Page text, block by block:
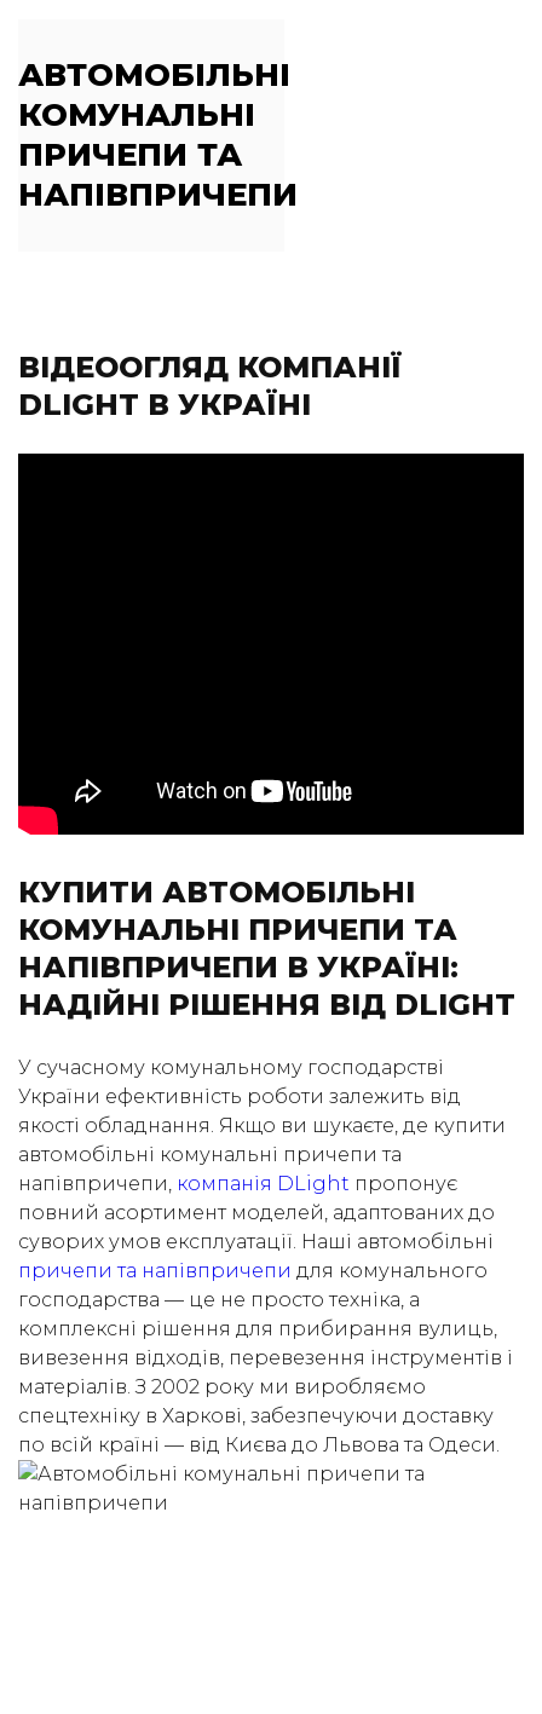
АВТОМОБІЛЬНІ
КОМУНАЛЬНІ
ПРИЧЕПИ ТА
НАПІВПРИЧЕПИ
ВІДЕООГЛЯД КОМПАНІЇ
DLIGHT В УКРАЇНІ
КУПИТИ АВТОМОБІЛЬНІ
КОМУНАЛЬНІ ПРИЧЕПИ ТА
НАПІВПРИЧЕПИ В УКРАЇНІ:
НАДІЙНІ РІШЕННЯ ВІД DLIGHT
У сучасному комунальному господарстві
України ефективність роботи залежить від
якості обладнання. Якщо ви шукаєте, де купити
автомобільні комунальні причепи та
напівпричепи, компанія DLight пропонує
повний асортимент моделей, адаптованих до
суворих умов експлуатації. Наші автомобільні
причепи та напівпричепи для комунального
господарства — це не просто техніка, а
комплексні рішення для прибирання вулиць,
вивезення відходів, перевезення інструментів і
матеріалів. З 2002 року ми виробляємо
спецтехніку в Харкові, забезпечуючи доставку
по всій країні — від Києва до Львова та Одеси.